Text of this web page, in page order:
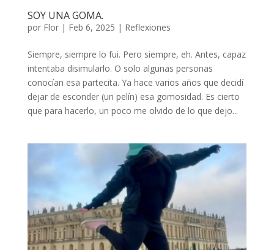
SOY UNA GOMA.
por Flor| Feb 6, 2025 | Reflexiones
Siempre, siempre lo fui. Pero siempre, eh. Antes, capaz
intentaba disimularlo. O solo algunas personas
conocían esa partecita. Ya hace varios años que decidí
dejar de esconder (un pelín) esa gomosidad. Es cierto
que para hacerlo, un poco me olvido de lo que dejo...